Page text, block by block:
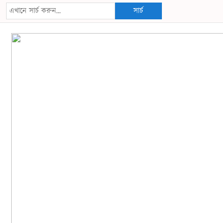
সার্চ